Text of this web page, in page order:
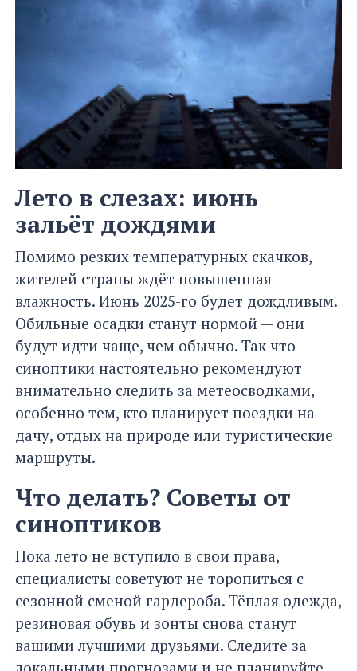
Лето в слезах: июнь
зальёт дождями
Помимо резких температурных скачков,
жителей страны ждёт повышенная
влажность. Июнь 2025-го будет дождливым.
Обильные осадки станут нормой — они
будут идти чаще, чем обычно. Так что
синоптики настоятельно рекомендуют
внимательно следить за метеосводками,
особенно тем, кто планирует поездки на
дачу, отдых на природе или туристические
маршруты.
Что делать? Советы от
синоптиков
Пока лето не вступило в свои права,
специалисты советуют не торопиться с
сезонной сменой гардероба. Тёплая одежда,
резиновая обувь и зонты снова станут
вашими лучшими друзьями. Следите за